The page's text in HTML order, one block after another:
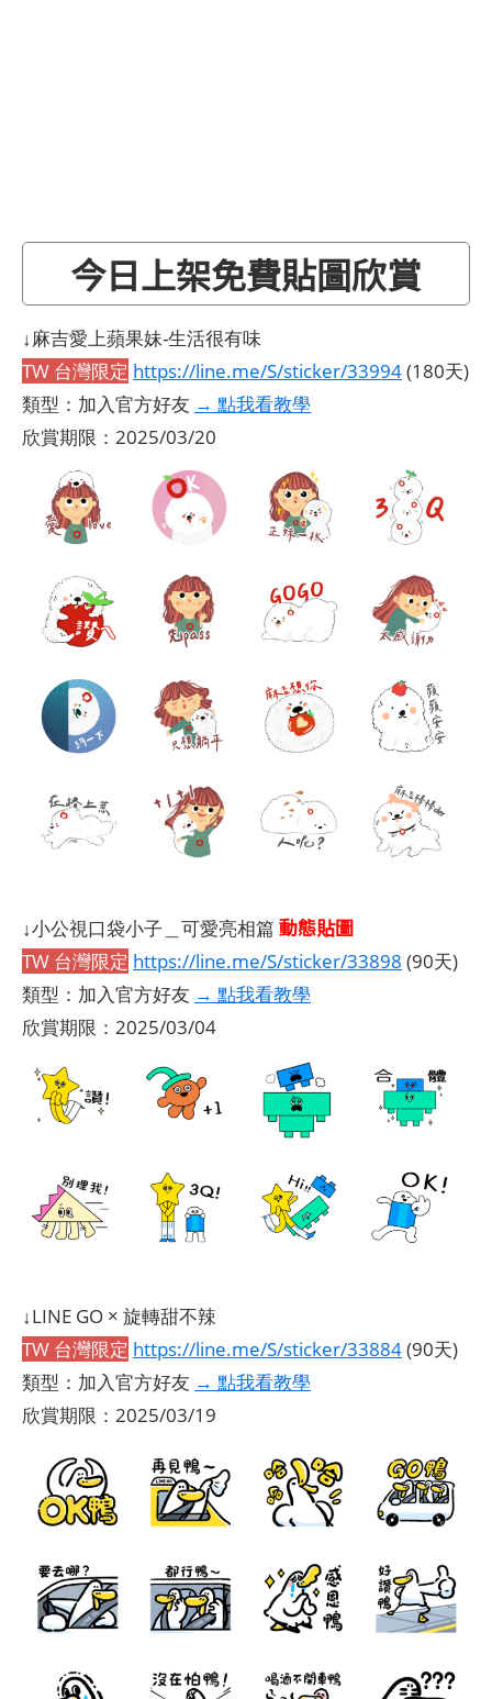
今日上架免費貼圖欣賞
↓麻吉愛上蘋果妹-生活很有味
TW 台灣限定 https://line.me/S/sticker/33994(180天)
類型：加入官方好友 → 點我看教學
欣賞期限：2025/03/20
↓小公視口袋小子＿可愛亮相篇 動態貼圖
TW 台灣限定 https://line.me/S/sticker/33898 (90天)
類型：加入官方好友 → 點我看教學
欣賞期限：2025/03/04
↓LINE GO × 旋轉甜不辣
TW 台灣限定 https://line.me/S/sticker/33884(90天)
類型：加入官方好友 → 點我看教學
欣賞期限：2025/03/19